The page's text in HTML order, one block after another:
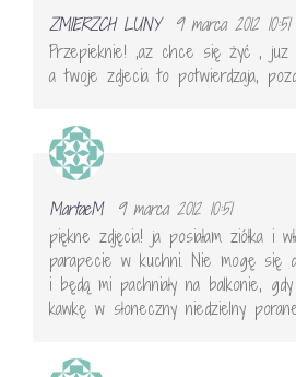
ZMIERZCH LUNY
9 marca 2012 10:51
Przepieknie! ,az chce się żyć , juz
a twoje zdjecia to potwierdzaja,
MartaeM
9 marca 2012 10:51
piękne zdjęcia! ja posiałam ziółka i
parapecie w kuchni. Nie mogę się
i będą mi pachniały na balkonie,
kawkę w słoneczny niedzielny